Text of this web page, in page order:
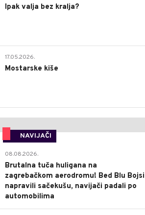
Ipak valja bez kralja?
17.05.2026.
Mostarske kiše
NAVIJAČI
08.08.2026.
Brutalna tuča huligana na
zagrebačkom aerodromu! Bed Blu Bojsi
napravili sačekušu, navijači padali po
automobilima